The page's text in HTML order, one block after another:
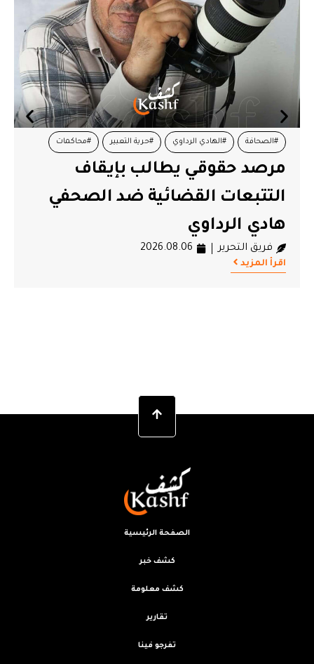
#الصحافة #الهادي الرداوي #حرية التعبير #محاكمات
#مرصد الحرية لتونس
مرصد حقوقي يطالب بإيقاف
التتبعات القضائية ضد الصحفي
هادي الرداوي
فريق التحرير 2026.08.06
اقرأ المزيد
الصفحة الرئيسية
كشف خبر
كشف معلومة
تقارير
تفرجو فينا